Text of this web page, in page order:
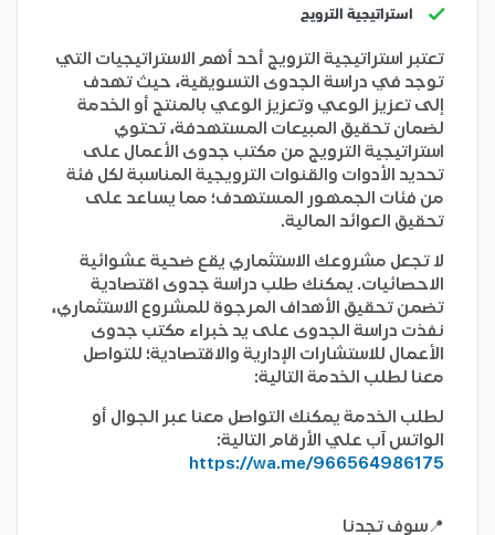
استراتيجية الترويج
تعتبر استراتيجية الترويج أحد أهم الاستراتيجيات التي
توجد في دراسة الجدوى التسويقية، حيث تهدف
إلى تعزيز الوعي وتعزيز الوعي بالمنتج أو الخدمة
لضمان تحقيق المبيعات المستهدفة، تحتوي
استراتيجية الترويج من مكتب جدوى الأعمال على
تحديد الأدوات والقنوات الترويجية المناسبة لكل فئة
من فئات الجمهور المستهدف؛ مما يساعد على
تحقيق العوائد المالية.
لا تجعل مشروعك الاستثماري يقع ضحية عشوائية
الاحصائيات. يمكنك طلب دراسة جدوى اقتصادية
تضمن تحقيق الأهداف المرجوة للمشروع الاستثماري،
نفذت دراسة الجدوى على يد خبراء مكتب جدوى
الأعمال للاستشارات الإدارية والاقتصادية؛ للتواصل
معنا لطلب الخدمة التالية:
لطلب الخدمة يمكنك التواصل معنا عبر الجوال أو
الواتس آب علي الأرقام التالية:
https://wa.me/966564986175
📍سوف تجدنا